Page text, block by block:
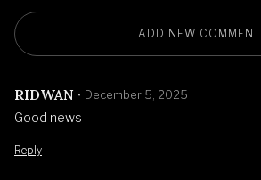
ADD NEW COMMENT
RIDWAN December 5, 2025
Good news
Reply